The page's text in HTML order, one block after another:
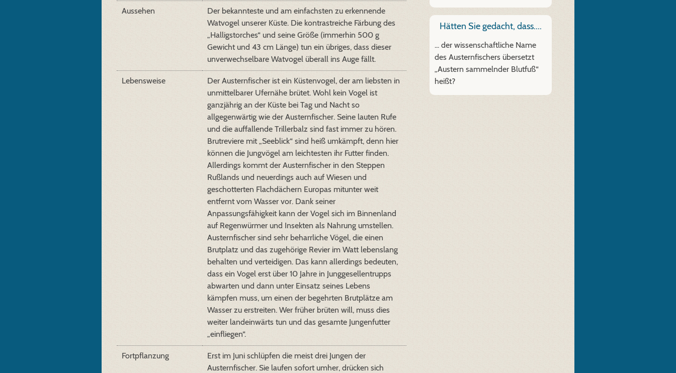
Aussehen
Der bekannteste und am einfachsten zu erkennende
Watvogel unserer Küste. Die kontrastreiche Färbung des
„Halligstorches“ und seine Größe (immerhin 500 g
Gewicht und 43 cm Länge) tun ein übriges, dass dieser
unverwechselbare Watvogel überall ins Auge fällt.
Lebensweise
Der Austernfischer ist ein Küstenvogel, der am liebsten in
unmittelbarer Ufernähe brütet. Wohl kein Vogel ist
ganzjährig an der Küste bei Tag und Nacht so
allgegenwärtig wie der Austernfischer. Seine lauten Rufe
und die auffallende Trillerbalz sind fast immer zu hören.
Brutreviere mit „Seeblick“ sind heiß umkämpft, denn hier
können die Jungvögel am leichtesten ihr Futter finden.
Allerdings kommt der Austernfischer in den Steppen
Rußlands und neuerdings auch auf Wiesen und
geschotterten Flachdächern Europas mitunter weit
entfernt vom Wasser vor. Dank seiner
Anpassungsfähigkeit kann der Vogel sich im Binnenland
auf Regenwürmer und Insekten als Nahrung umstellen.
Austernfischer sind sehr beharrliche Vögel, die einen
Brutplatz und das zugehörige Revier im Watt lebenslang
behalten und verteidigen. Das kann allerdings bedeuten,
dass ein Vogel erst über 10 Jahre in Junggesellentrupps
abwarten und dann unter Einsatz seines Lebens
kämpfen muss, um einen der begehrten Brutplätze am
Wasser zu erstreiten. Wer früher brüten will, muss dies
weiter landeinwärts tun und das gesamte Jungenfutter
„einfliegen“.
Fortpflanzung
Erst im Juni schlüpfen die meist drei Jungen der
Austernfischer. Sie laufen sofort umher, drücken sich
Hätten Sie gedacht, dass....
... der wissenschaftliche Name
des Austernfischers übersetzt
„Austern sammelnder Blutfuß“
heißt?